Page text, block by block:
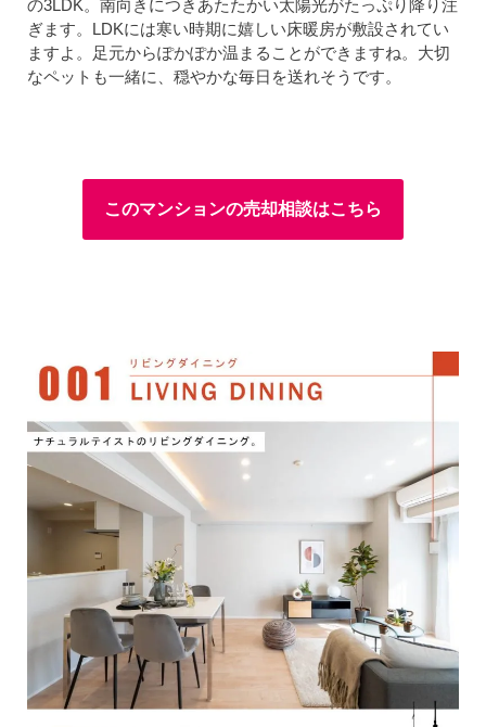
の3LDK。南向きにつきあたたかい太陽光がたっぷり降り注
ぎます。LDKには寒い時期に嬉しい床暖房が敷設されてい
ますよ。足元からぽかぽか温まることができますね。大切
なペットも一緒に、穏やかな毎日を送れそうです。
このマンションの売却相談はこちら